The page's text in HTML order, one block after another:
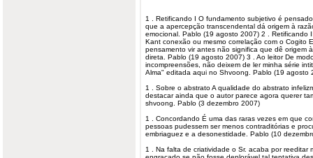
1 . Retificando I O fundamento subjetivo é
que a apercepção transcendental dá origem à
emocional. Pablo (19 agosto 2007) 2 . Retificando
Kant conexão ou mesmo correlação com o Cogito
pensamento vir antes não significa que dê origem
direta. Pablo (19 agosto 2007) 3 . Ao leitor De
incompreensões, não deixem de ler minha série
Alma" editada aqui no Shvoong. Pablo (19 agosto
1 . Sobre o abstrato A qualidade do abstrato
destacar ainda que o autor parece agora querer
shvoong. Pablo (3 dezembro 2007)
1 . Concordando É uma das raras vezes em que
pessoas pudessem ser menos contraditórias e
embriaguez e a desonestidade. Pablo (10
1 . Na falta de criatividade o Sr. acaba por reeditar